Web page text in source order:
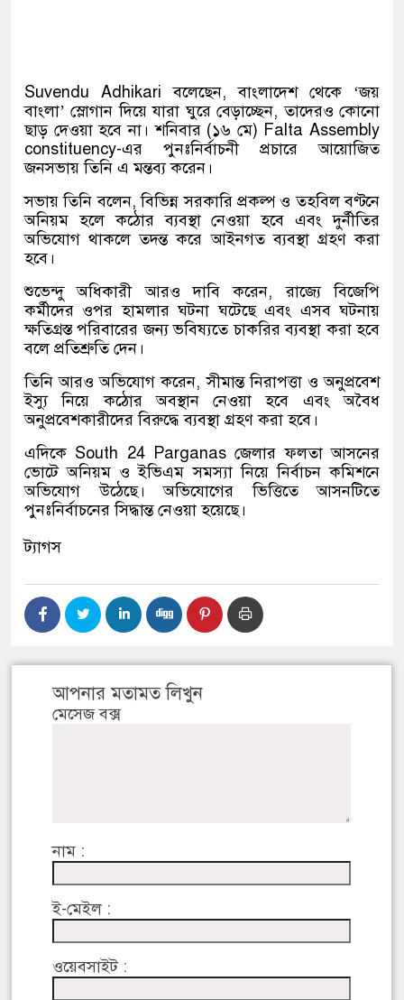
Suvendu Adhikari বলেছেন, বাংলাদেশ থেকে ‘জয়
বাংলা’ স্লোগান দিয়ে যারা ঘুরে বেড়াচ্ছেন, তাদেরও কোনো
ছাড় দেওয়া হবে না। শনিবার (১৬ মে) Falta Assembly
constituency-এর পুনঃনির্বাচনী প্রচারে আয়োজিত
জনসভায় তিনি এ মন্তব্য করেন।
সভায় তিনি বলেন, বিভিন্ন সরকারি প্রকল্প ও তহবিল বণ্টনে
অনিয়ম হলে কঠোর ব্যবস্থা নেওয়া হবে এবং দুর্নীতির
অভিযোগ থাকলে তদন্ত করে আইনগত ব্যবস্থা গ্রহণ করা
হবে।
শুভেন্দু অধিকারী আরও দাবি করেন, রাজ্যে বিজেপি
কর্মীদের ওপর হামলার ঘটনা ঘটেছে এবং এসব ঘটনায়
ক্ষতিগ্রস্ত পরিবারের জন্য ভবিষ্যতে চাকরির ব্যবস্থা করা হবে
বলে প্রতিশ্রুতি দেন।
তিনি আরও অভিযোগ করেন, সীমান্ত নিরাপত্তা ও অনুপ্রবেশ
ইস্যু নিয়ে কঠোর অবস্থান নেওয়া হবে এবং অবৈধ
অনুপ্রবেশকারীদের বিরুদ্ধে ব্যবস্থা গ্রহণ করা হবে।
এদিকে South 24 Parganas জেলার ফলতা আসনের
ভোটে অনিয়ম ও ইভিএম সমস্যা নিয়ে নির্বাচন কমিশনে
অভিযোগ উঠেছে। অভিযোগের ভিত্তিতে আসনটিতে
পুনঃনির্বাচনের সিদ্ধান্ত নেওয়া হয়েছে।
ট্যাগস
আপনার মতামত লিখুন
মেসেজ বক্স
নাম :
ই-মেইল :
ওয়েবসাইট :